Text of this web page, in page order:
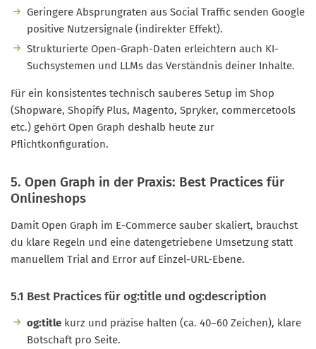
Geringere Absprungraten aus Social Traffic senden Google
positive Nutzersignale (indirekter Effekt).
Strukturierte Open-Graph-Daten erleichtern auch KI-
Suchsystemen und LLMs das Verständnis deiner Inhalte.
Für ein konsistentes technisch sauberes Setup im Shop
(Shopware, Shopify Plus, Magento, Spryker, commercetools
etc.) gehört Open Graph deshalb heute zur
Pflichtkonfiguration.
5. Open Graph in der Praxis: Best Practices für
Onlineshops
Damit Open Graph im E-Commerce sauber skaliert, brauchst
du klare Regeln und eine datengetriebene Umsetzung statt
manuellem Trial and Error auf Einzel-URL-Ebene.
5.1 Best Practices für og:title und og:description
og:titlekurz und präzise halten (ca. 40–60 Zeichen), klare
Botschaft pro Seite.